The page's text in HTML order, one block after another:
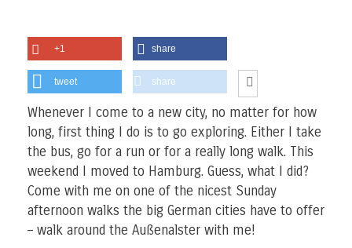
+1 share
tweet share
Whenever I come to a new city, no matter for how
long, first thing I do is to go exploring. Either I take
the bus, go for a run or for a really long walk. This
weekend I moved to Hamburg. Guess, what I did?
Come with me on one of the nicest Sunday
afternoon walks the big German cities have to offer
– walk around the Außenalster with me!